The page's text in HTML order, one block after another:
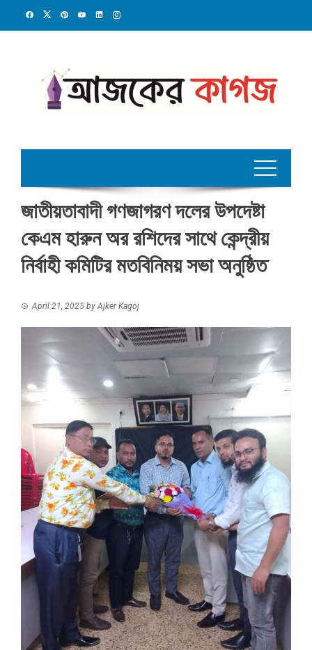
জাতীয়তাবাদী গণজাগরণ দলের উপদেষ্টা
কেএম হারুন অর রশিদের সাথে কেন্দ্রীয়
নির্বাহী কমিটির মতবিনিময় সভা অনুষ্ঠিত
April 21, 2025 byAjker Kagoj